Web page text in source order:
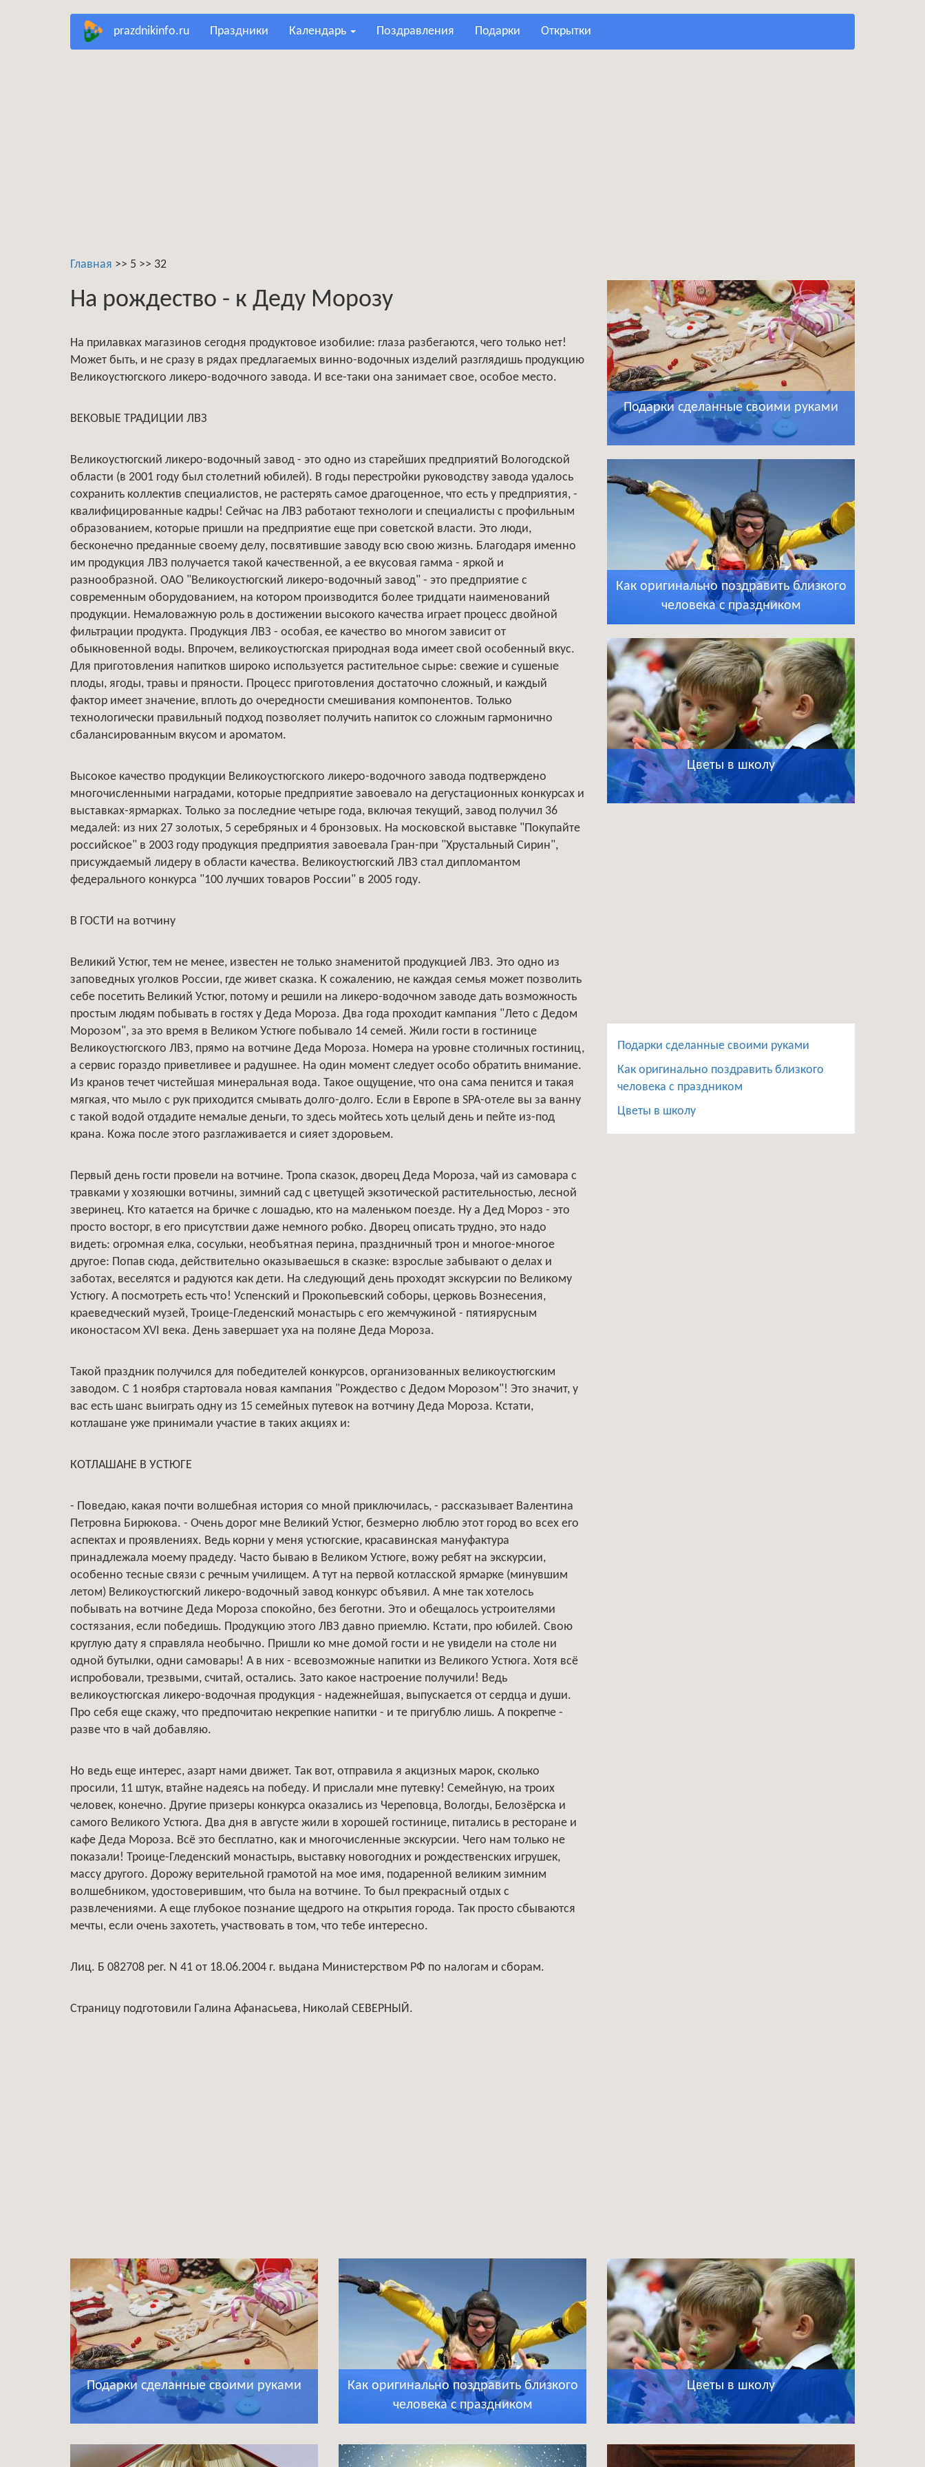
prazdnikinfo.ru праздники календарь поздравления подарки открытки
Главная >> 5 >> 32
На рождество - к Деду Морозу
На прилавках магазинов сегодня продуктовое изобилие: глаза разбегаются, чего только нет!
Может быть, и не сразу в рядах предлагаемых винно-водочных изделий разглядишь продукцию
Великоустюгского ликеро-водочного завода. И все-таки она занимает свое, особое место.
ВЕКОВЫЕ ТРАДИЦИИ ЛВЗ
Великоустюгский ликеро-водочный завод - это одно из старейших предприятий Вологодской
области (в 2001 году был столетний юбилей). В годы перестройки руководству завода удалось
сохранить коллектив специалистов, не растерять самое драгоценное, что есть у предприятия, -
квалифицированные кадры! Сейчас на ЛВЗ работают технологи и специалисты с профильным
образованием, которые пришли на предприятие еще при советской власти. Это люди,
бесконечно преданные своему делу, посвятившие заводу всю свою жизнь. Благодаря именно
им продукция ЛВЗ получается такой качественной, а ее вкусовая гамма - яркой и
разнообразной. ОАО "Великоустюгский ликеро-водочный завод" - это предприятие с
современным оборудованием, на котором производится более тридцати наименований
продукции. Немаловажную роль в достижении высокого качества играет процесс двойной
фильтрации продукта. Продукция ЛВЗ - особая, ее качество во многом зависит от
обыкновенной воды. Впрочем, великоустюгская природная вода имеет свой особенный вкус.
Для приготовления напитков широко используется растительное сырье: свежие и сушеные
плоды, ягоды, травы и пряности. Процесс приготовления достаточно сложный, и каждый
фактор имеет значение, вплоть до очередности смешивания компонентов. Только
технологически правильный подход позволяет получить напиток со сложным гармонично
сбалансированным вкусом и ароматом.
Высокое качество продукции Великоустюгского ликеро-водочного завода подтверждено
многочисленными наградами, которые предприятие завоевало на дегустационных конкурсах и
выставках-ярмарках. Только за последние четыре года, включая текущий, завод получил 36
медалей: из них 27 золотых, 5 серебряных и 4 бронзовых. На московской выставке "Покупайте
российское" в 2003 году продукция предприятия завоевала Гран-при "Хрустальный Сирин",
присуждаемый лидеру в области качества. Великоустюгский ЛВЗ стал дипломантом
федерального конкурса "100 лучших товаров России" в 2005 году.
В ГОСТИ на вотчину
Великий Устюг, тем не менее, известен не только знаменитой продукцией ЛВЗ. Это одно из
заповедных уголков России, где живет сказка. К сожалению, не каждая семья может позволить
себе посетить Великий Устюг, потому и решили на ликеро-водочном заводе дать возможность
простым людям побывать в гостях у Деда Мороза. Два года проходит кампания "Лето с Дедом
Морозом", за это время в Великом Устюге побывало 14 семей. Жили гости в гостинице
Великоустюгского ЛВЗ, прямо на вотчине Деда Мороза. Номера на уровне столичных гостиниц,
а сервис гораздо приветливее и радушнее. На один момент следует особо обратить внимание.
Из кранов течет чистейшая минеральная вода. Такое ощущение, что она сама пенится и такая
мягкая, что мыло с рук приходится смывать долго-долго. Если в Европе в SРА-отеле вы за ванну
с такой водой отдадите немалые деньги, то здесь мойтесь хоть целый день и пейте из-под
крана. Кожа после этого разглаживается и сияет здоровьем.
Первый день гости провели на вотчине. Тропа сказок, дворец Деда Мороза, чай из самовара с
травками у хозяюшки вотчины, зимний сад с цветущей экзотической растительностью, лесной
зверинец. Кто катается на бричке с лошадью, кто на маленьком поезде. Ну а Дед Мороз - это
просто восторг, в его присутствии даже немного робко. Дворец описать трудно, это надо
видеть: огромная елка, сосульки, необъятная перина, праздничный трон и многое-многое
другое: Попав сюда, действительно оказываешься в сказке: взрослые забывают о делах и
заботах, веселятся и радуются как дети. На следующий день проходят экскурсии по Великому
Устюгу. А посмотреть есть что! Успенский и Прокопьевский соборы, церковь Вознесения,
краеведческий музей, Троице-Гледенский монастырь с его жемчужиной - пятиярусным
иконостасом XVI века. День завершает уха на поляне Деда Мороза.
Такой праздник получился для победителей конкурсов, организованных великоустюгским
заводом. С 1 ноября стартовала новая кампания "Рождество с Дедом Морозом"! Это значит, у
вас есть шанс выиграть одну из 15 семейных путевок на вотчину Деда Мороза. Кстати,
котлашане уже принимали участие в таких акциях и:
КОТЛАШАНЕ В УСТЮГЕ
- Поведаю, какая почти волшебная история со мной приключилась, - рассказывает Валентина
Петровна Бирюкова. - Очень дорог мне Великий Устюг, безмерно люблю этот город во всех его
аспектах и проявлениях. Ведь корни у меня устюгские, красавинская мануфактура
принадлежала моему прадеду. Часто бываю в Великом Устюге, вожу ребят на экскурсии,
особенно тесные связи с речным училищем. А тут на первой котласской ярмарке (минувшим
летом) Великоустюгский ликеро-водочный завод конкурс объявил. А мне так хотелось
побывать на вотчине Деда Мороза спокойно, без беготни. Это и обещалось устроителями
состязания, если победишь. Продукцию этого ЛВЗ давно приемлю. Кстати, про юбилей. Свою
круглую дату я справляла необычно. Пришли ко мне домой гости и не увидели на столе ни
одной бутылки, одни самовары! А в них - всевозможные напитки из Великого Устюга. Хотя всё
испробовали, трезвыми, считай, остались. Зато какое настроение получили! Ведь
великоустюгская ликеро-водочная продукция - надежнейшая, выпускается от сердца и души.
Про себя еще скажу, что предпочитаю некрепкие напитки - и те пригублю лишь. А покрепче -
разве что в чай добавляю.
Но ведь еще интерес, азарт нами движет. Так вот, отправила я акцизных марок, сколько
просили, 11 штук, втайне надеясь на победу. И прислали мне путевку! Семейную, на троих
человек, конечно. Другие призеры конкурса оказались из Череповца, Вологды, Белозёрска и
самого Великого Устюга. Два дня в августе жили в хорошей гостинице, питались в ресторане и
кафе Деда Мороза. Всё это бесплатно, как и многочисленные экскурсии. Чего нам только не
показали! Троице-Гледенский монастырь, выставку новогодних и рождественских игрушек,
массу другого. Дорожу верительной грамотой на мое имя, подаренной великим зимним
волшебником, удостоверившим, что была на вотчине. То был прекрасный отдых с
развлечениями. А еще глубокое познание щедрого на открытия города. Так просто сбываются
мечты, если очень захотеть, участвовать в том, что тебе интересно.
Лиц. Б 082708 рег. N 41 от 18.06.2004 г. выдана Министерством РФ по налогам и сборам.
Страницу подготовили Галина Афанасьева, Николай СЕВЕРНЫЙ.
Подарки сделанные своими руками
Как оригинально поздравить близкого
человека с праздником
Цветы в школу
Подарки сделанные своими руками
Как оригинально поздравить близкого
человека с праздником
Цветы в школу
Подарки сделанные своими руками
Как оригинально поздравить близкого
человека с праздником
Цветы в школу